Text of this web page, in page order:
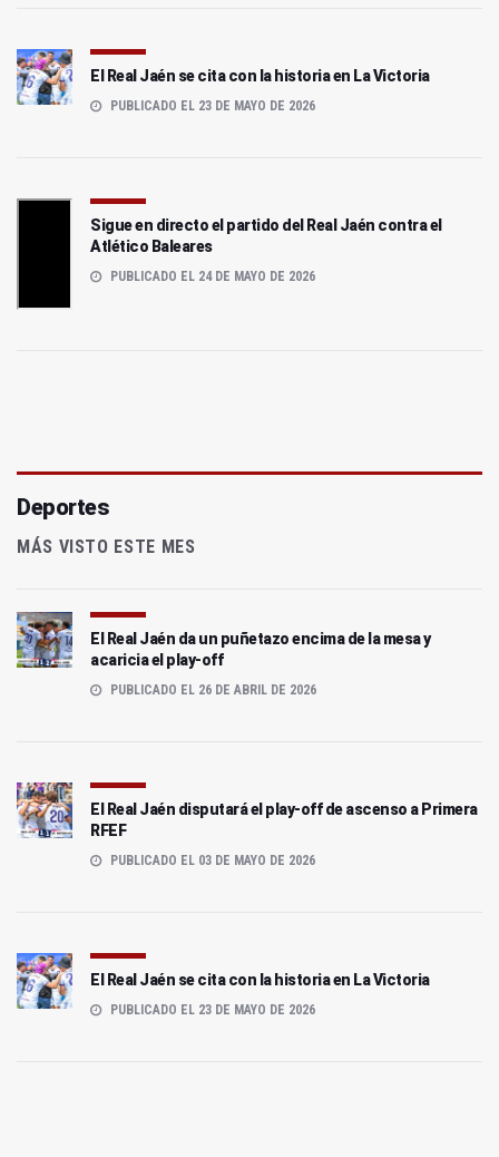
El Real Jaén se cita con la historia en La Victoria
PUBLICADO EL 23 DE MAYO DE 2026
Sigue en directo el partido del Real Jaén contra el
Atlético Baleares
PUBLICADO EL 24 DE MAYO DE 2026
Deportes
MÁS VISTO ESTE MES
El Real Jaén da un puñetazo encima de la mesa y
acaricia el play-off
PUBLICADO EL 26 DE ABRIL DE 2026
El Real Jaén disputará el play-off de ascenso a Primera
RFEF
PUBLICADO EL 03 DE MAYO DE 2026
El Real Jaén se cita con la historia en La Victoria
PUBLICADO EL 23 DE MAYO DE 2026